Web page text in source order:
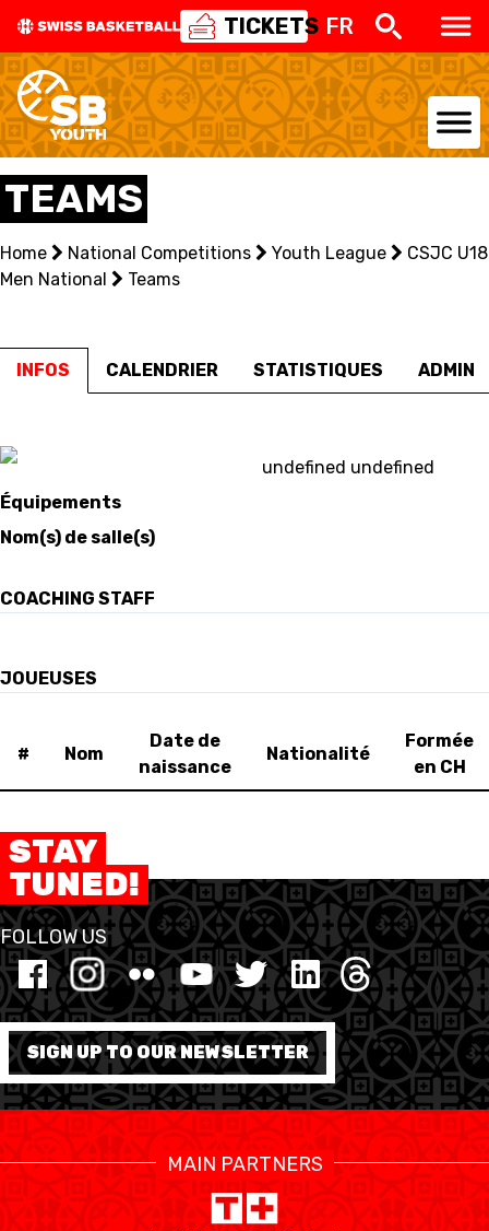
TICKETS FR
NATIONAL TEAMS
CENTRE NATIONAL
NATIONAL COMPETITIONS
FORMATION
FÉDÉRATION
ROULANT
GAMES
NEWS CENTER
RESOURCE CENTER CALENDRIER SHOP
MEDIAS STATS
ÉTHIQUE ET
INTÉGRITÉ
TEAMS
Home National Competitions Youth League
CSJC U18
Men National
Teams
INFOS CALENDRIER STATISTIQUES ADMIN
undefined undefined
Équipements
Nom(s) de salle(s)
COACHING STAFF
JOUEUSES
# Nom
Date de
naissance
Nationalité
Formée
en CH
STAY
TUNED!
FOLLOW US
SIGN UP TO OUR NEWSLETTER
MAIN PARTNERS